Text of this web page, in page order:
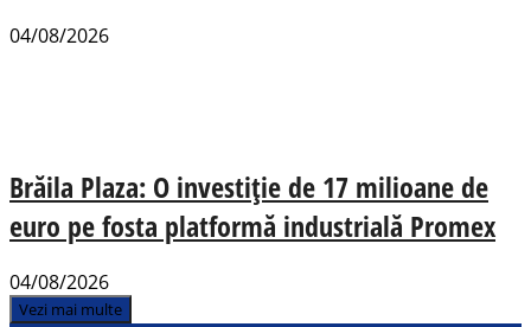
04/08/2026
Brăila Plaza: O investiție de 17 milioane de
euro pe fosta platformă industrială Promex
04/08/2026
Vezi mai multe